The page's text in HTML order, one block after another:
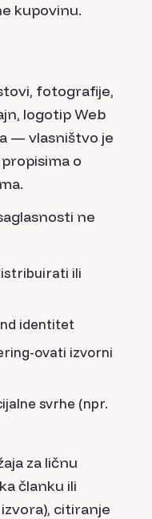
kupovinu.
fotografije,
logotip Web
— vlasništvo je
o
ne
ili
identitet
ovati izvorni
svrhe (npr.
za ličnu
članku ili
citiranje